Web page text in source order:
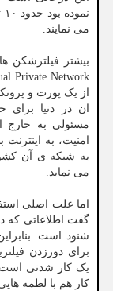
می نمایند.
از یک پورت و
ان در دنیا
مسئولی به خارج
امنیت، به
به شبکه ی آن
می نماید.
اما علت اصلی
گفت اطلاعاتی که
شنود است.
برای دورزدن
یک کار شدنی است
کار هم با لطمه